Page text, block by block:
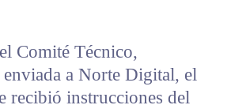
Comité Técnico,
a Norte Digital, el
recibió instrucciones del